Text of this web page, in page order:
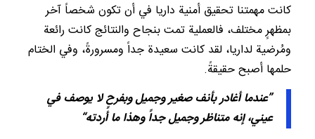
كانت مهمتنا تحقيق أمنية داریا في أن تكون شخصاً آخر
بمظهرٍ مختلف، فالعملية تمت بنجاح والنتائج كانت رائعة
ومُرضية لداریا، لقد كانت سعيدة جداً ومسرورةً، وفي الختام
حلمها أصبح حقيقةً.
”عندما أغادربأنفصغيروجميلوبفرحٍلا يوصففي
عيني،إنه متناظر وجميلجداً وهذا ما أردته“